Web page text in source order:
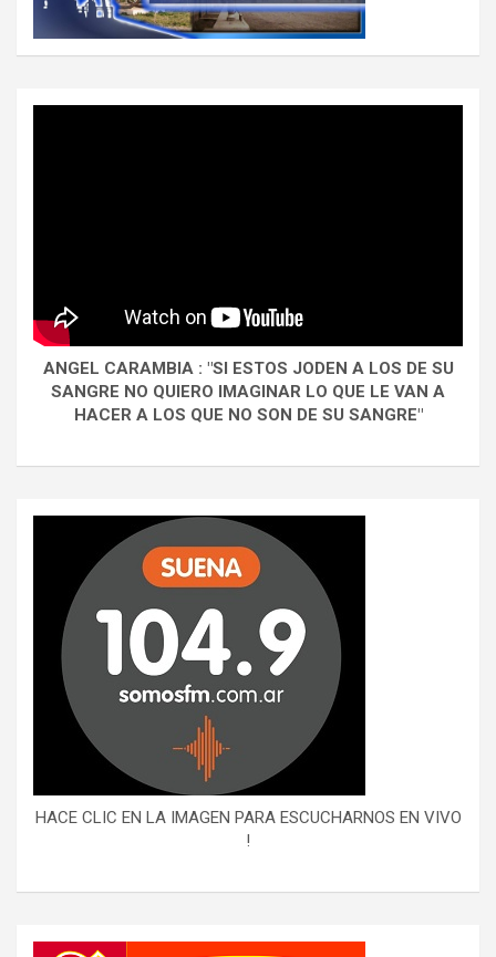
ANGEL CARAMBIA : "SI ESTOS JODEN A LOS DE SU
SANGRE NO QUIERO IMAGINAR LO QUE LE VAN A
HACER A LOS QUE NO SON DE SU SANGRE"
HACE CLIC EN LA IMAGEN PARA ESCUCHARNOS EN VIVO
!